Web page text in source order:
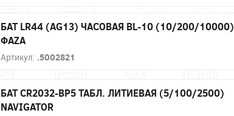
БАТ LR44 (AG13) ЧАСОВАЯ BL-10 (10/200/10000)
ФAZA
Артикул: .5002821
БАТ CR2032-BP5 ТАБЛ. ЛИТИЕВАЯ (5/100/2500)
NAVIGATOR